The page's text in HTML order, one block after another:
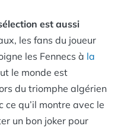
est aussi
les fans du joueur
les Fennecs à la
le monde est
du triomphe algérien
ce qu’il montre avec le
un bon joker pour